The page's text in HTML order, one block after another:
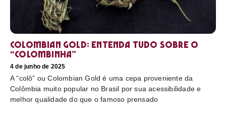
Colombian Gold: entenda tudo sobre o
“colombinha”
4 de junho de 2025
A “colô” ou Colombian Gold é uma cepa proveniente da
Colômbia muito popular no Brasil por sua acessibilidade e
melhor qualidade do que o famoso prensado